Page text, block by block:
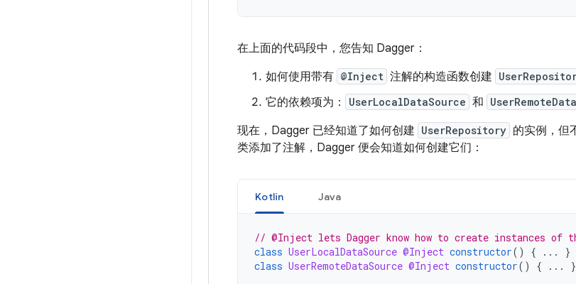
在上面的代码段中，您告知 Dagger：
如何使用带有 @Inject 注解的构造函数创建
它的依赖项为：
UserLocalDataSource 和
现在，Dagger 已经知道了如何创建 UserRepository 的实例，但
类添加了注解，Dagger 便会知道如何创建它们：
Kotlin Java
// @Inject lets Dagger know how to create instances of
class UserLocalDataSource @Inject constructor() { ...
}
class UserRemoteDataSource @Inject constructor() { ... }